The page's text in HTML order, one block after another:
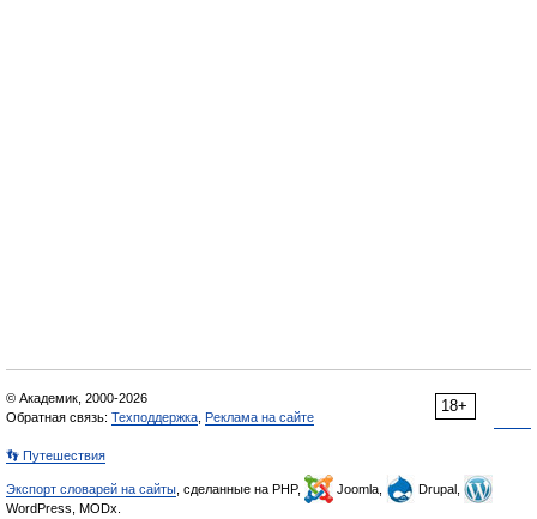
18+
© Академик, 2000-2026
Обратная связь: Техподдержка Реклама на сайте
👣 Путешествия
Экспорт словарей на сайты , сделанные на PHP, Joomla,
Drupal,
WordPress, MODx.